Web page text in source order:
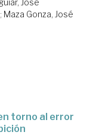
José
; Maza Gonza, José
torno al error